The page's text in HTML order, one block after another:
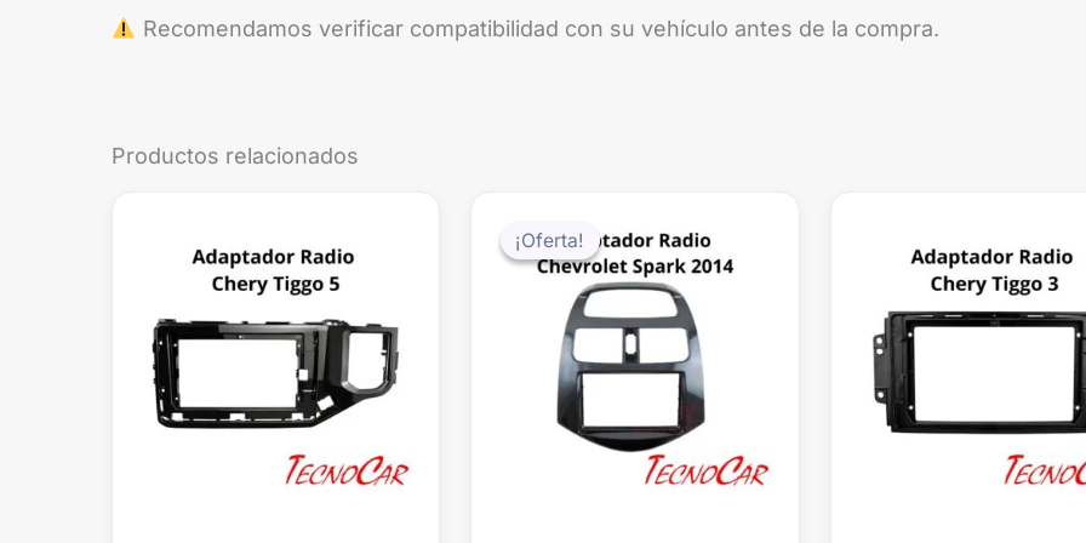
Recomendamos verificar compatibilidad con su vehículo antes de la compra.
Productos relacionados
¡Oferta!
¡Oferta!
precio
original
era:
$29.990.
actual